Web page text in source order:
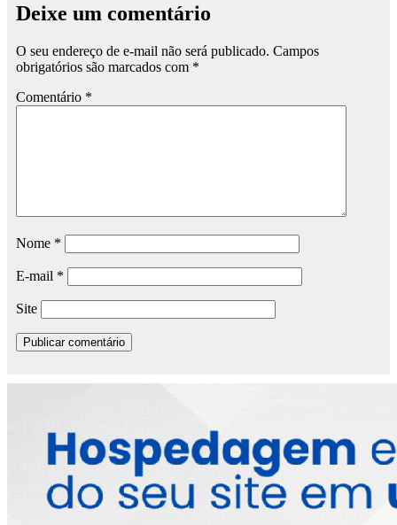
Deixe um comentário
O seu endereço de e-mail não será publicado. Campos
obrigatórios são marcados com *
Comentário *
Nome *
E-mail *
Site